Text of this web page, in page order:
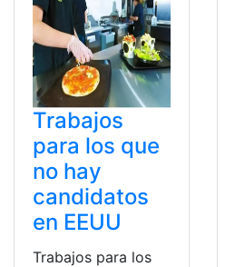
Trabajos
para los que
no hay
candidatos
en EEUU
Trabajos para los